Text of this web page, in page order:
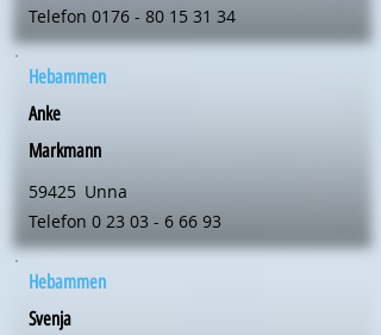
Telefon 0176 - 80 15 31 34
Hebammen
Anke
Markmann
59425 Unna
Telefon 0 23 03 - 6 66 93
Hebammen
Svenja